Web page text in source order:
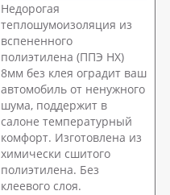
Недорогая
теплошумоизоляция из
вспененного
полиэтилена (ППЭ НХ)
8мм без клея оградит ваш
автомобиль от ненужного
шума, поддержит в
салоне температурный
комфорт. Изготовлена из
химически сшитого
полиэтилена. Без
клеевого слоя.